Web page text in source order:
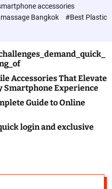
c
l
o
accessories
Bangkok
#Best Plastic
Accessories That Elevate
Smartphone Experience
Guide to Online
login and exclusive